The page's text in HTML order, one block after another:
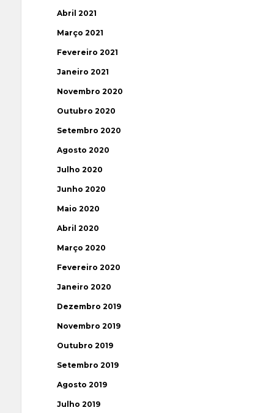
Abril 2021
Março 2021
Fevereiro 2021
Janeiro 2021
Novembro 2020
Outubro 2020
Setembro 2020
Agosto 2020
Julho 2020
Junho 2020
Maio 2020
Abril 2020
Março 2020
Fevereiro 2020
Janeiro 2020
Dezembro 2019
Novembro 2019
Outubro 2019
Setembro 2019
Agosto 2019
Julho 2019